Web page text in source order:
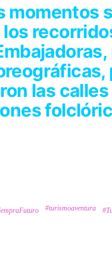
momentos
los
las
#turismoaventura